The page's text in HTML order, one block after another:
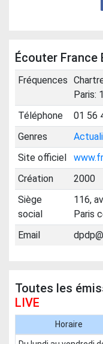
Écouter France
Fréquences
Paris:
Téléphone
01 56
Genres
Site officiel
Création
2000
Siège
social
116,
Paris
Email
Toutes les
LIVE
Horaire